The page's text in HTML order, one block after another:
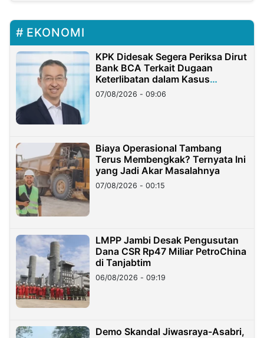
EKONOMI
KPK Didesak Segera Periksa Dirut
Bank BCA Terkait Dugaan
Keterlibatan dalam Kasus
Hilangnya Dana Nasabah Rp2,58
Miliar
07/08/2026 - 09:06
Biaya Operasional Tambang
Terus Membengkak? Ternyata Ini
yang Jadi Akar Masalahnya
07/08/2026 - 00:15
LMPP Jambi Desak Pengusutan
Dana CSR Rp47 Miliar PetroChina
di Tanjabtim
06/08/2026 - 09:19
Demo Skandal Jiwasraya-Asabri,